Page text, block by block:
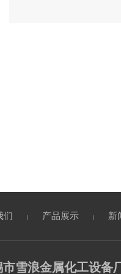
们 产品展示 新
市雪浪金属化工设备